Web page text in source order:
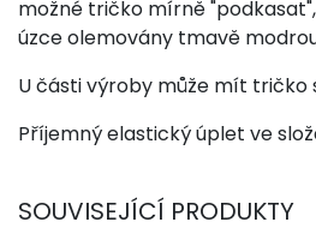
možné tričko mírně
úzce olemovány tmavě
U části výroby může mít tričko
Příjemný elastický úplet ve
SOUVISEJÍCÍ PRODUKTY